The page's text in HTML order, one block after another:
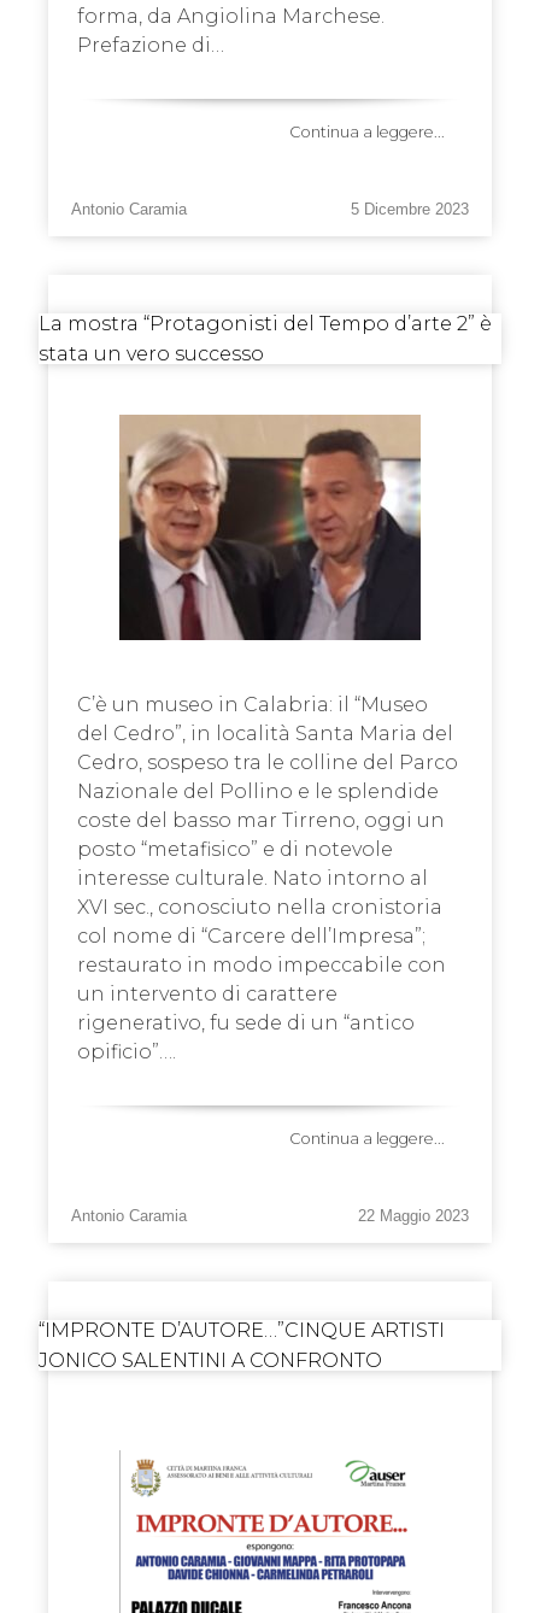
forma, da Angiolina Marchese.
Prefazione di…
Continua a leggere...
Antonio Caramia 5 Dicembre 2023
La mostra “Protagonisti del Tempo d’arte 2” è
stata un vero successo
C’è un museo in Calabria: il “Museo
del Cedro”, in località Santa Maria del
Cedro, sospeso tra le colline del Parco
Nazionale del Pollino e le splendide
coste del basso mar Tirreno, oggi un
posto “metafisico” e di notevole
interesse culturale. Nato intorno al
XVI sec., conosciuto nella cronistoria
col nome di “Carcere dell’Impresa”;
restaurato in modo impeccabile con
un intervento di carattere
rigenerativo, fu sede di un “antico
opificio”….
Continua a leggere...
Antonio Caramia 22 Maggio 2023
“IMPRONTE D’AUTORE…”CINQUE ARTISTI
JONICO SALENTINI A CONFRONTO